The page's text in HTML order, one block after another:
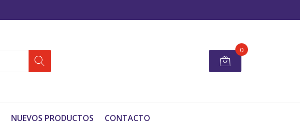
0
NUEVOS PRODUCTOS CONTACTO